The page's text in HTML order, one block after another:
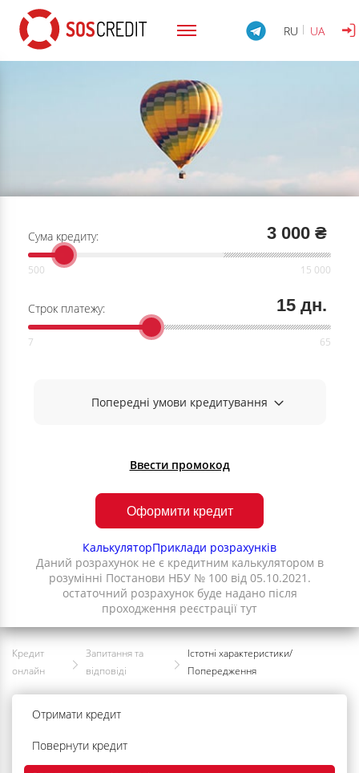
RU UA
Сума кредиту: 3 000 ₴
Строк платежу: 15 дн.
Попередні умови кредитування
Ввести промокод
Оформити кредит
КалькуляторПриклади розрахунків
Даний розрахунок не є кредитним калькулятором в
розумінні Постанови НБУ № 100 від 05.10.2021.
остаточний розрахунок буде надано після
проходження реєстрації тут
Кредит
онлайн
Запитання та
відповіді
Істотні характеристики/
Попередження
Отримати кредит
Повернути кредит